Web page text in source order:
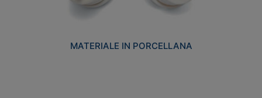
MATERIALE IN PORCELLANA